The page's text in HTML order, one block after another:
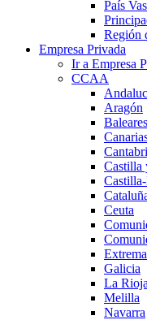
País
Región
Empresa Privada
Ir a Empresa
CCAA
Aragón
Baleares
Castilla
Ceuta
Galicia
La Rioja
Melilla
Navarra